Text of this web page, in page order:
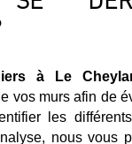
à Le
vos murs afin de
les
nous vous